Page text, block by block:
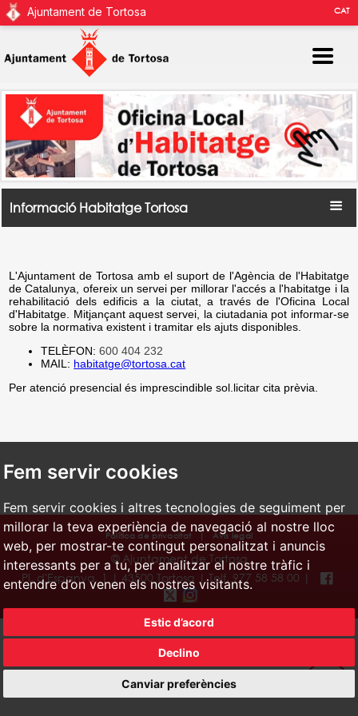
Fem servir cookies
Fem servir cookies i altres tecnologies de seguiment per
millorar la teva experiència de navegació al nostre lloc
web, per mostrar-te contingut personalitzat i anuncis
interessants per a tu, per analitzar el nostre tràfic i
entendre d’on venen els nostres visitants.
Estic d’acord
Declino
Canviar preferències
Ajuntament de Tortosa CAT
Informació Habitatge Tortosa
L'Ajuntament de Tortosa amb el suport de l'Agència de l'Habitatge
de Catalunya, ofereix un servei per millorar l'accés a l'habitatge i la
rehabilitació dels edificis a la ciutat, a través de l'Oficina Local
d'Habitatge. Mitjançant aquest servei, la ciutadania pot informar-se
sobre la normativa existent i tramitar els ajuts disponibles.
TELÈFON:600 404 232
MAIL: habitatge@tortosa.cat
Per atenció presencial és imprescindible sol.licitar cita prèvia.
Política de privacitat | Avís legal
© Ajuntament de Tortosa
Pl. d'Espanya, 1 | 43500 Tortosa | Telf. 977 58 58 00 |